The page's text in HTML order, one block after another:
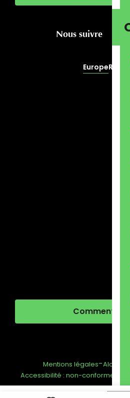
Nous suivre
Europe
Comment
Mentions légales-Alcotra
Accessibilité : non-conforme